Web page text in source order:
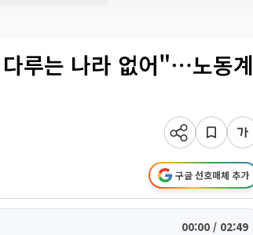
루는 나라 없어"⋯노동계
구글 선호매체 추가
00:00 / 02:49